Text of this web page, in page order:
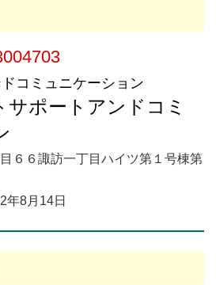
コミュニケーション
サポートアンドコミ
６６諏訪一丁目ハイツ第１号棟第
年8月14日